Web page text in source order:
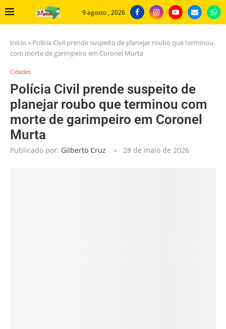
9 agosto , 2026
Início » Polícia Civil prende suspeito de planejar roubo que terminou
com morte de garimpeiro em Coronel Murta
Cidades
Polícia Civil prende suspeito de
planejar roubo que terminou com
morte de garimpeiro em Coronel
Murta
Publicado por: Gilberto Cruz 28 de maio de 2026